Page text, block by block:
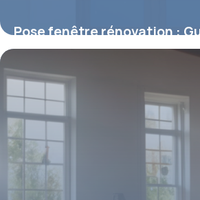
Pose fenêtre rénovation :
prix 2026
9 mai 2026